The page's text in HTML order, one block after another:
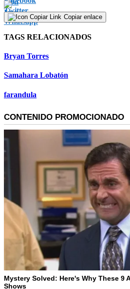
Copiar enlace
TAGS RELACIONADOS
Bryan Torres
Samahara Lobatón
farandula